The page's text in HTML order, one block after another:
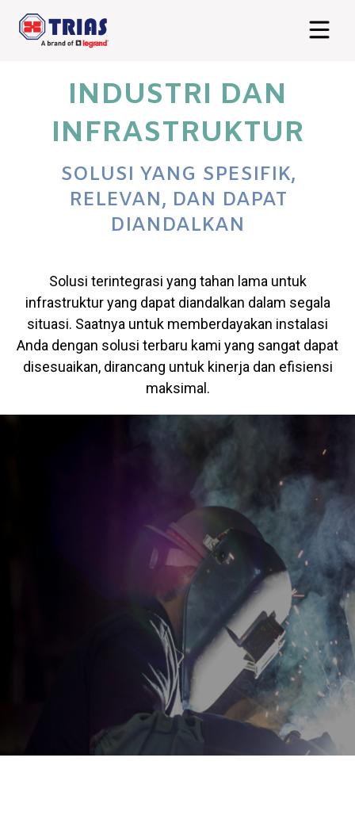
INDUSTRI DAN
INFRASTRUKTUR
SOLUSI YANG SPESIFIK,
RELEVAN, DAN DAPAT
DIANDALKAN
Solusi terintegrasi yang tahan lama untuk
infrastruktur yang dapat diandalkan dalam segala
situasi. Saatnya untuk memberdayakan instalasi
Anda dengan solusi terbaru kami yang sangat dapat
disesuaikan, dirancang untuk kinerja dan efisiensi
maksimal.